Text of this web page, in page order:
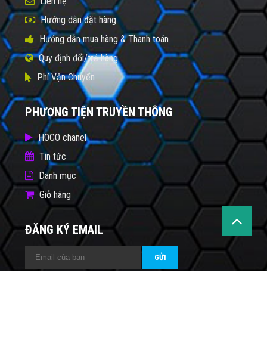
Hướng dẫn đặt hàng
Hướng dẫn mua hàng & Thanh toán
Quy định đổi/trả hàng
Phí Vận Chuyển
PHƯƠNG TIỆN TRUYỀN THÔNG
HOCO chanel
Tin tức
Danh mục
Giỏ hàng
ĐĂNG KÝ EMAIL